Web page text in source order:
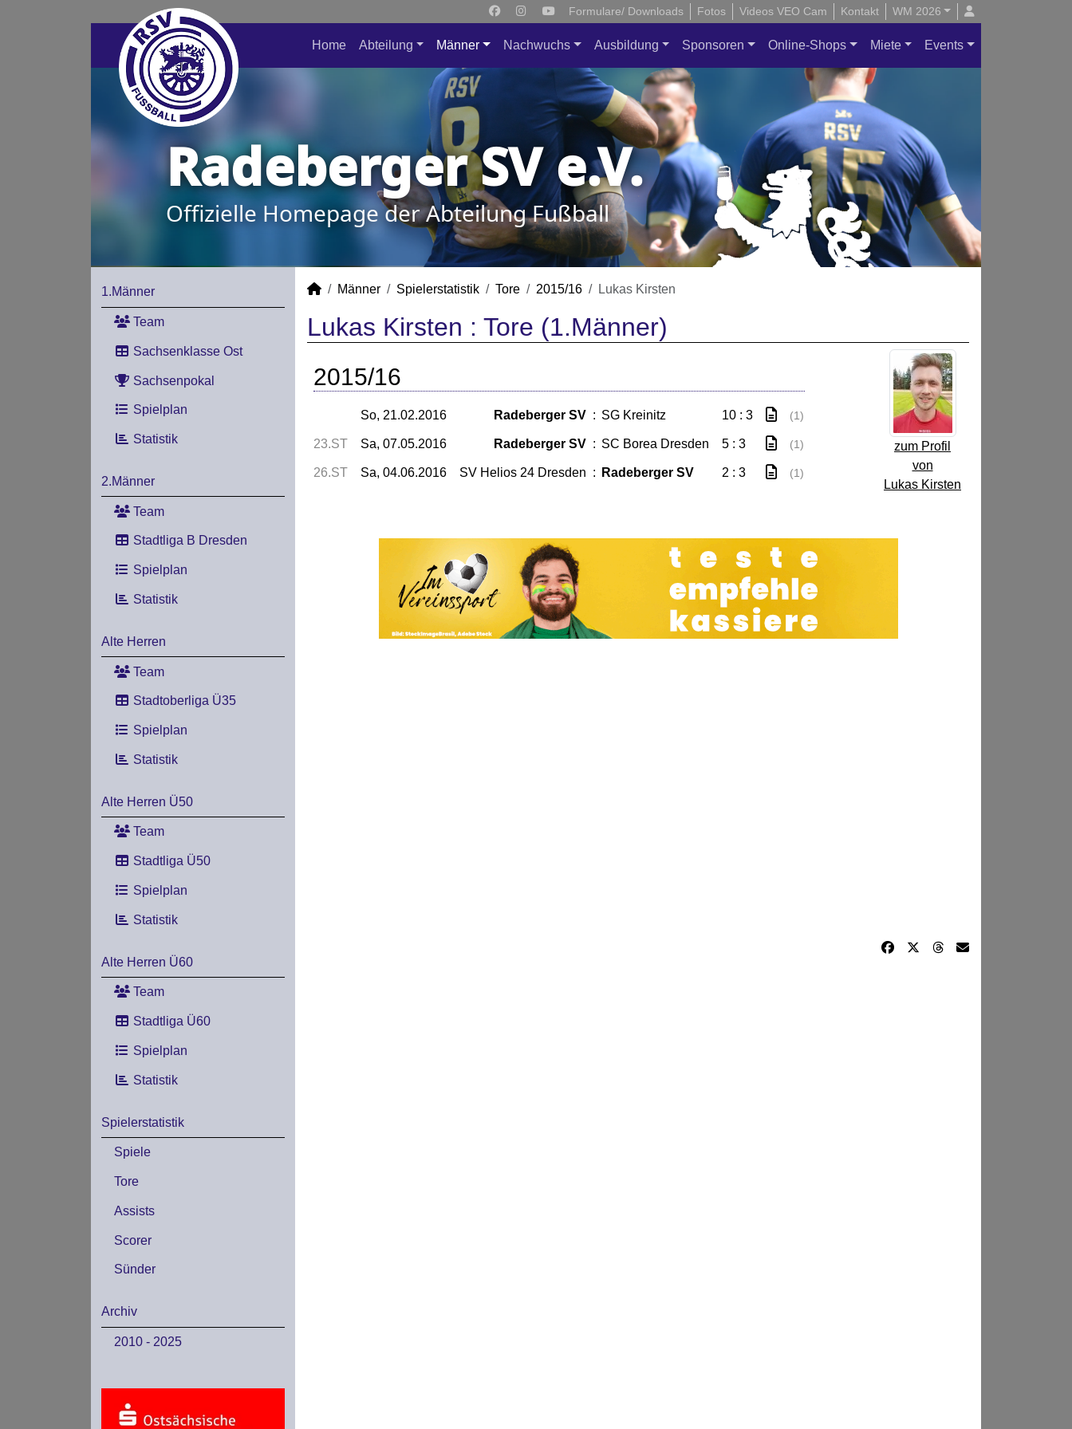
Formulare/ Downloads Fotos Videos VEO Cam Kontakt WM 2026
Home Abteilung Männer Nachwuchs Ausbildung Sponsoren Online-Shops Miete Events
Radeberger SV e.V.
Offizielle Homepage der Abteilung Fußball
1.Männer
Team
Sachsenklasse Ost
Sachsenpokal
Spielplan
Statistik
2.Männer
Team
Stadtliga B Dresden
Spielplan
Statistik
Alte Herren
Team
Stadtoberliga Ü35
Spielplan
Statistik
Alte Herren Ü50
Team
Stadtliga Ü50
Spielplan
Statistik
Alte Herren Ü60
Team
Stadtliga Ü60
Spielplan
Statistik
Spielerstatistik
Spiele
Tore
Assists
Scorer
Sünder
Archiv
2010 - 2025
Männer Spielerstatistik Tore 2015/16 Lukas Kirsten
Lukas Kirsten : Tore (1.Männer)
zum Profil
von
Lukas Kirsten
2015/16
So, 21.02.2016 Radeberger SV : SG Kreinitz 10 : 3 (1)
23.ST Sa, 07.05.2016 Radeberger SV : SC Borea Dresden 5 : 3 (1)
26.ST Sa, 04.06.2016 SV Helios 24 Dresden : Radeberger SV 2 : 3 (1)